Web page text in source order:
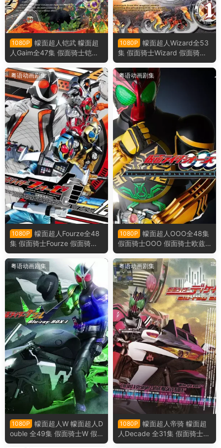
1080P
幪面超人铠武 幪面超
人Gaim全47集 假面骑士铠武
假面骑士Gaim粤语版
1080P
幪面超人Wizard全53
集 假面骑士Wizard 假面骑士
巫骑粤语版
粤语动画剧集
1080P
幪面超人Fourze全48
集 假面骑士Fourze 假面骑士
卌骑粤语版
粤语动画剧集
1080P
幪面超人OOO全48集
假面骑士OOO 假面骑士欧兹
粤语版
粤语动画剧集
1080P
幪面超人W 幪面超人D
ouble 全49集 假面骑士W 假
面骑士Double 假面骑士双骑
粤语动画剧集
1080P
幪面超人帝骑 幪面超
人Decade 全31集 假面骑士帝
骑 假面骑士Decade粤语版